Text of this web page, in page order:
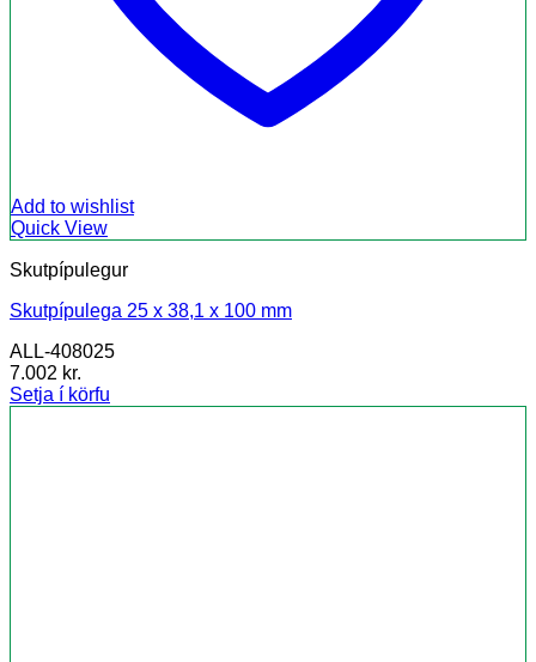
Add to wishlist
Quick View
Skutpípulegur
Skutpípulega 25 x 38,1 x 100 mm
ALL-408025
7.002 kr.
Setja í körfu